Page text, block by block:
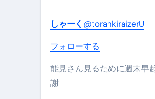
しゃーく @torankiraizerU
フォローする
能見さん見るために週末早起きできるし 能見さん好きだった阪神ファンの父が喜ぶので ウェークアップに感
謝